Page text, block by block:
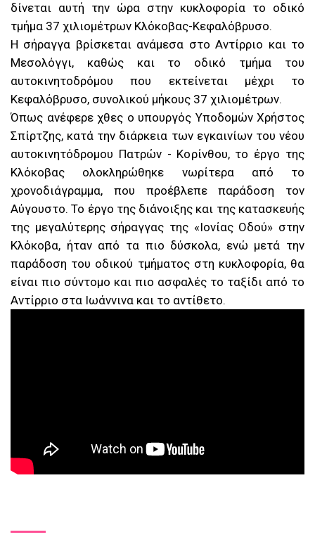
δίνεται αυτή την ώρα στην κυκλοφορία το οδικό
τμήμα 37 χιλιομέτρων Κλόκοβας-Κεφαλόβρυσο.
Η σήραγγα βρίσκεται ανάμεσα στο Αντίρριο και το
Μεσολόγγι, καθώς και το οδικό τμήμα του
αυτοκινητοδρόμου που εκτείνεται μέχρι το
Κεφαλόβρυσο, συνολικού μήκους 37 χιλιομέτρων.
Όπως ανέφερε χθες ο υπουργός Υποδομών Χρήστος
Σπίρτζης, κατά την διάρκεια των εγκαινίων του νέου
αυτοκινητόδρομου Πατρών - Κορίνθου, το έργο της
Κλόκοβας ολοκληρώθηκε νωρίτερα από το
χρονοδιάγραμμα, που προέβλεπε παράδοση τον
Αύγουστο. Το έργο της διάνοιξης και της κατασκευής
της μεγαλύτερης σήραγγας της «Ιονίας Οδού» στην
Κλόκοβα, ήταν από τα πιο δύσκολα, ενώ μετά την
παράδοση του οδικού τμήματος στη κυκλοφορία, θα
είναι πιο σύντομο και πιο ασφαλές το ταξίδι από το
Αντίρριο στα Ιωάννινα και το αντίθετο.